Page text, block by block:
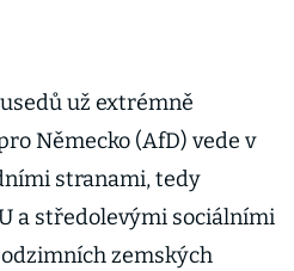
už extrémně
Německo (AfD) vede v
stranami, tedy
a středolevými sociálními
zemských